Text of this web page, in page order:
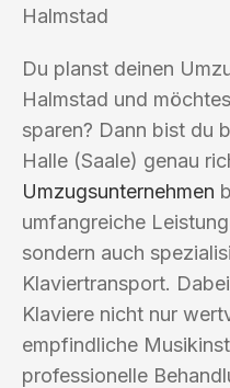
Halmstad
Du planst deinen
Halmstad und
sparen? Dann bist du
Halle (Saale) genau
Umzugsunternehmen
umfangreiche
sondern auch
Klaviertransport.
Klaviere nicht nur
empfindliche
professionelle